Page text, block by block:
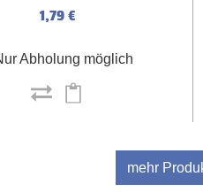
1,79 €
Abholung möglich
mehr